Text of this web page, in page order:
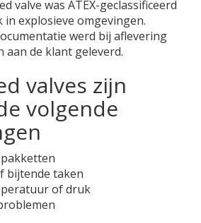
valve was ATEX-geclassificeerd
explosieve omgevingen.
werd bij aflevering
aan de klant geleverd.
valves zijn
volgende
bijtende taken
of druk